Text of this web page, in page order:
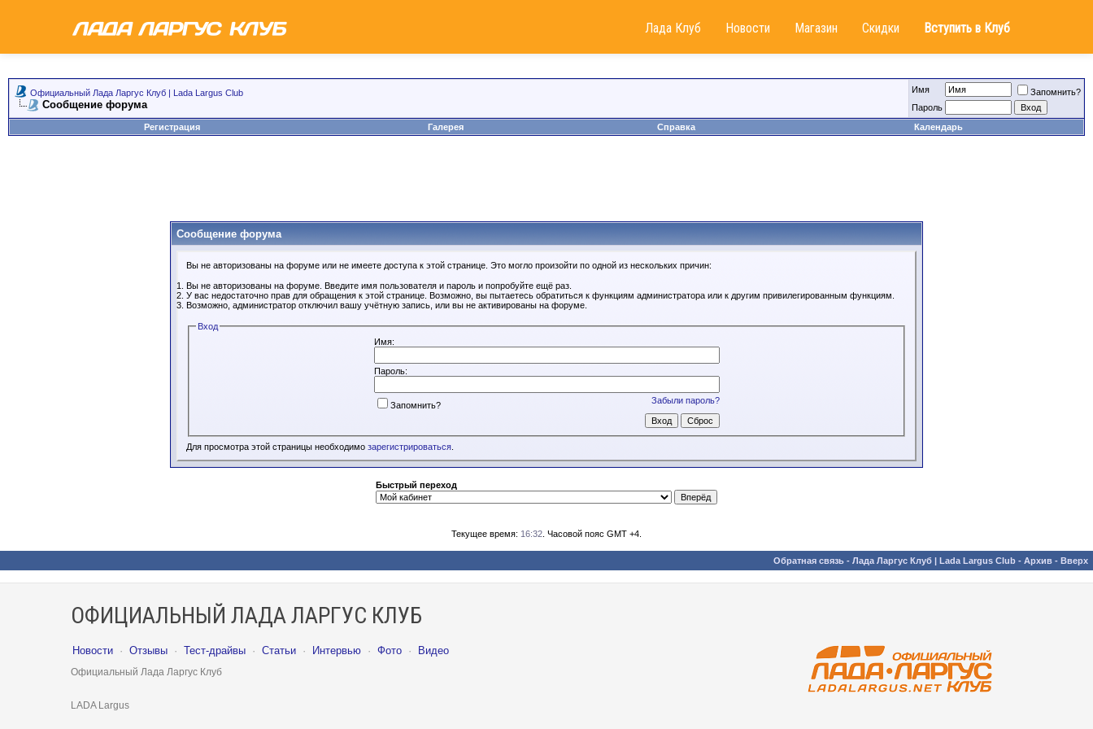
Лада Клуб Новости Магазин Скидки Вступить в Клуб
Официальный Лада Ларгус Клуб | Lada Largus Club
Сообщение форума
Имя
Запомнить?
Пароль
Регистрация
Галерея Справка Календарь
Сообщение форума
Вы не авторизованы на форуме или не имеете доступа к этой странице. Это могло произойти по одной из нескольких причин:
Вы не авторизованы на форуме. Введите имя пользователя и пароль и попробуйте ещё раз.
У вас недостаточно прав для обращения к этой странице. Возможно, вы пытаетесь обратиться к функциям администратора или к другим привилегированным функциям.
Возможно, администратор отключил вашу учётную запись, или вы не активированы на форуме.
Вход
Имя:
Пароль:
Забыли пароль?
Запомнить?
Для просмотра этой страницы необходимо зарегистрироваться
Быстрый переход
Текущее время: 16:32 . Часовой пояс GMT +4.
Обратная связь - Лада Ларгус Клуб | Lada Largus Club - Архив - Вверх
ОФИЦИАЛЬНЫЙ ЛАДА ЛАРГУС КЛУБ
Новости · Отзывы · Тест-драйвы · Статьи · Интервью · Фото · Видео
Официальный Лада Ларгус Клуб
LADA Largus